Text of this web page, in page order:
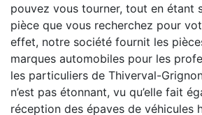
pouvez vous tourner, tout en étant
pièce que vous recherchez pour
effet, notre société fournit les
marques automobiles pour les
les particuliers de Thiverval-
n’est pas étonnant, vu qu’elle fait
réception des épaves de véhicules